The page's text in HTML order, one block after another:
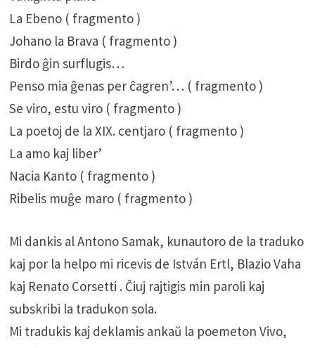
La Ebeno ( fragmento )
Johano la Brava ( fragmento )
Birdo ĝin surflugis…
Penso mia ĝenas per ĉagren’… ( fragmento )
Se viro, estu viro ( fragmento )
La poetoj de la XIX. centjaro ( fragmento )
La amo kaj liber’
Nacia Kanto ( fragmento )
Ribelis muĝe maro ( fragmento )
Mi dankis al Antono Samak, kunautoro de la traduko
kaj por la helpo mi ricevis de István Ertl, Blazio Vaha
kaj Renato Corsetti . Ĉiuj rajtigis min paroli kaj
subskribi la tradukon sola.
Mi tradukis kaj deklamis ankaŭ la poemeton Vivo,